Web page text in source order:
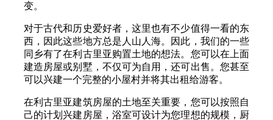
变。
对于古代和历史爱好者，这里也有不少值得一看的东
西，因此这些地方总是人山人海。因此，我们的一些
同乡有了在利古里亚购置土地的想法。您可以在上面
建造房屋或别墅，不仅可为自用，还可出售。您甚至
可以兴建一个完整的小屋村并将其出租给游客。
在利古里亚建筑房屋的土地至关重要，您可以按照自
己的计划兴建房屋，浴室可设计为您理想的规模，厨